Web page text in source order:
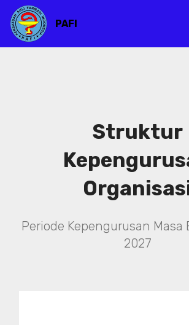
PAFI
Struktur
Periode Kepengurusan Masa
2027